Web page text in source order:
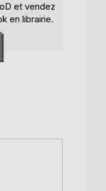
et vendez
en librairie.